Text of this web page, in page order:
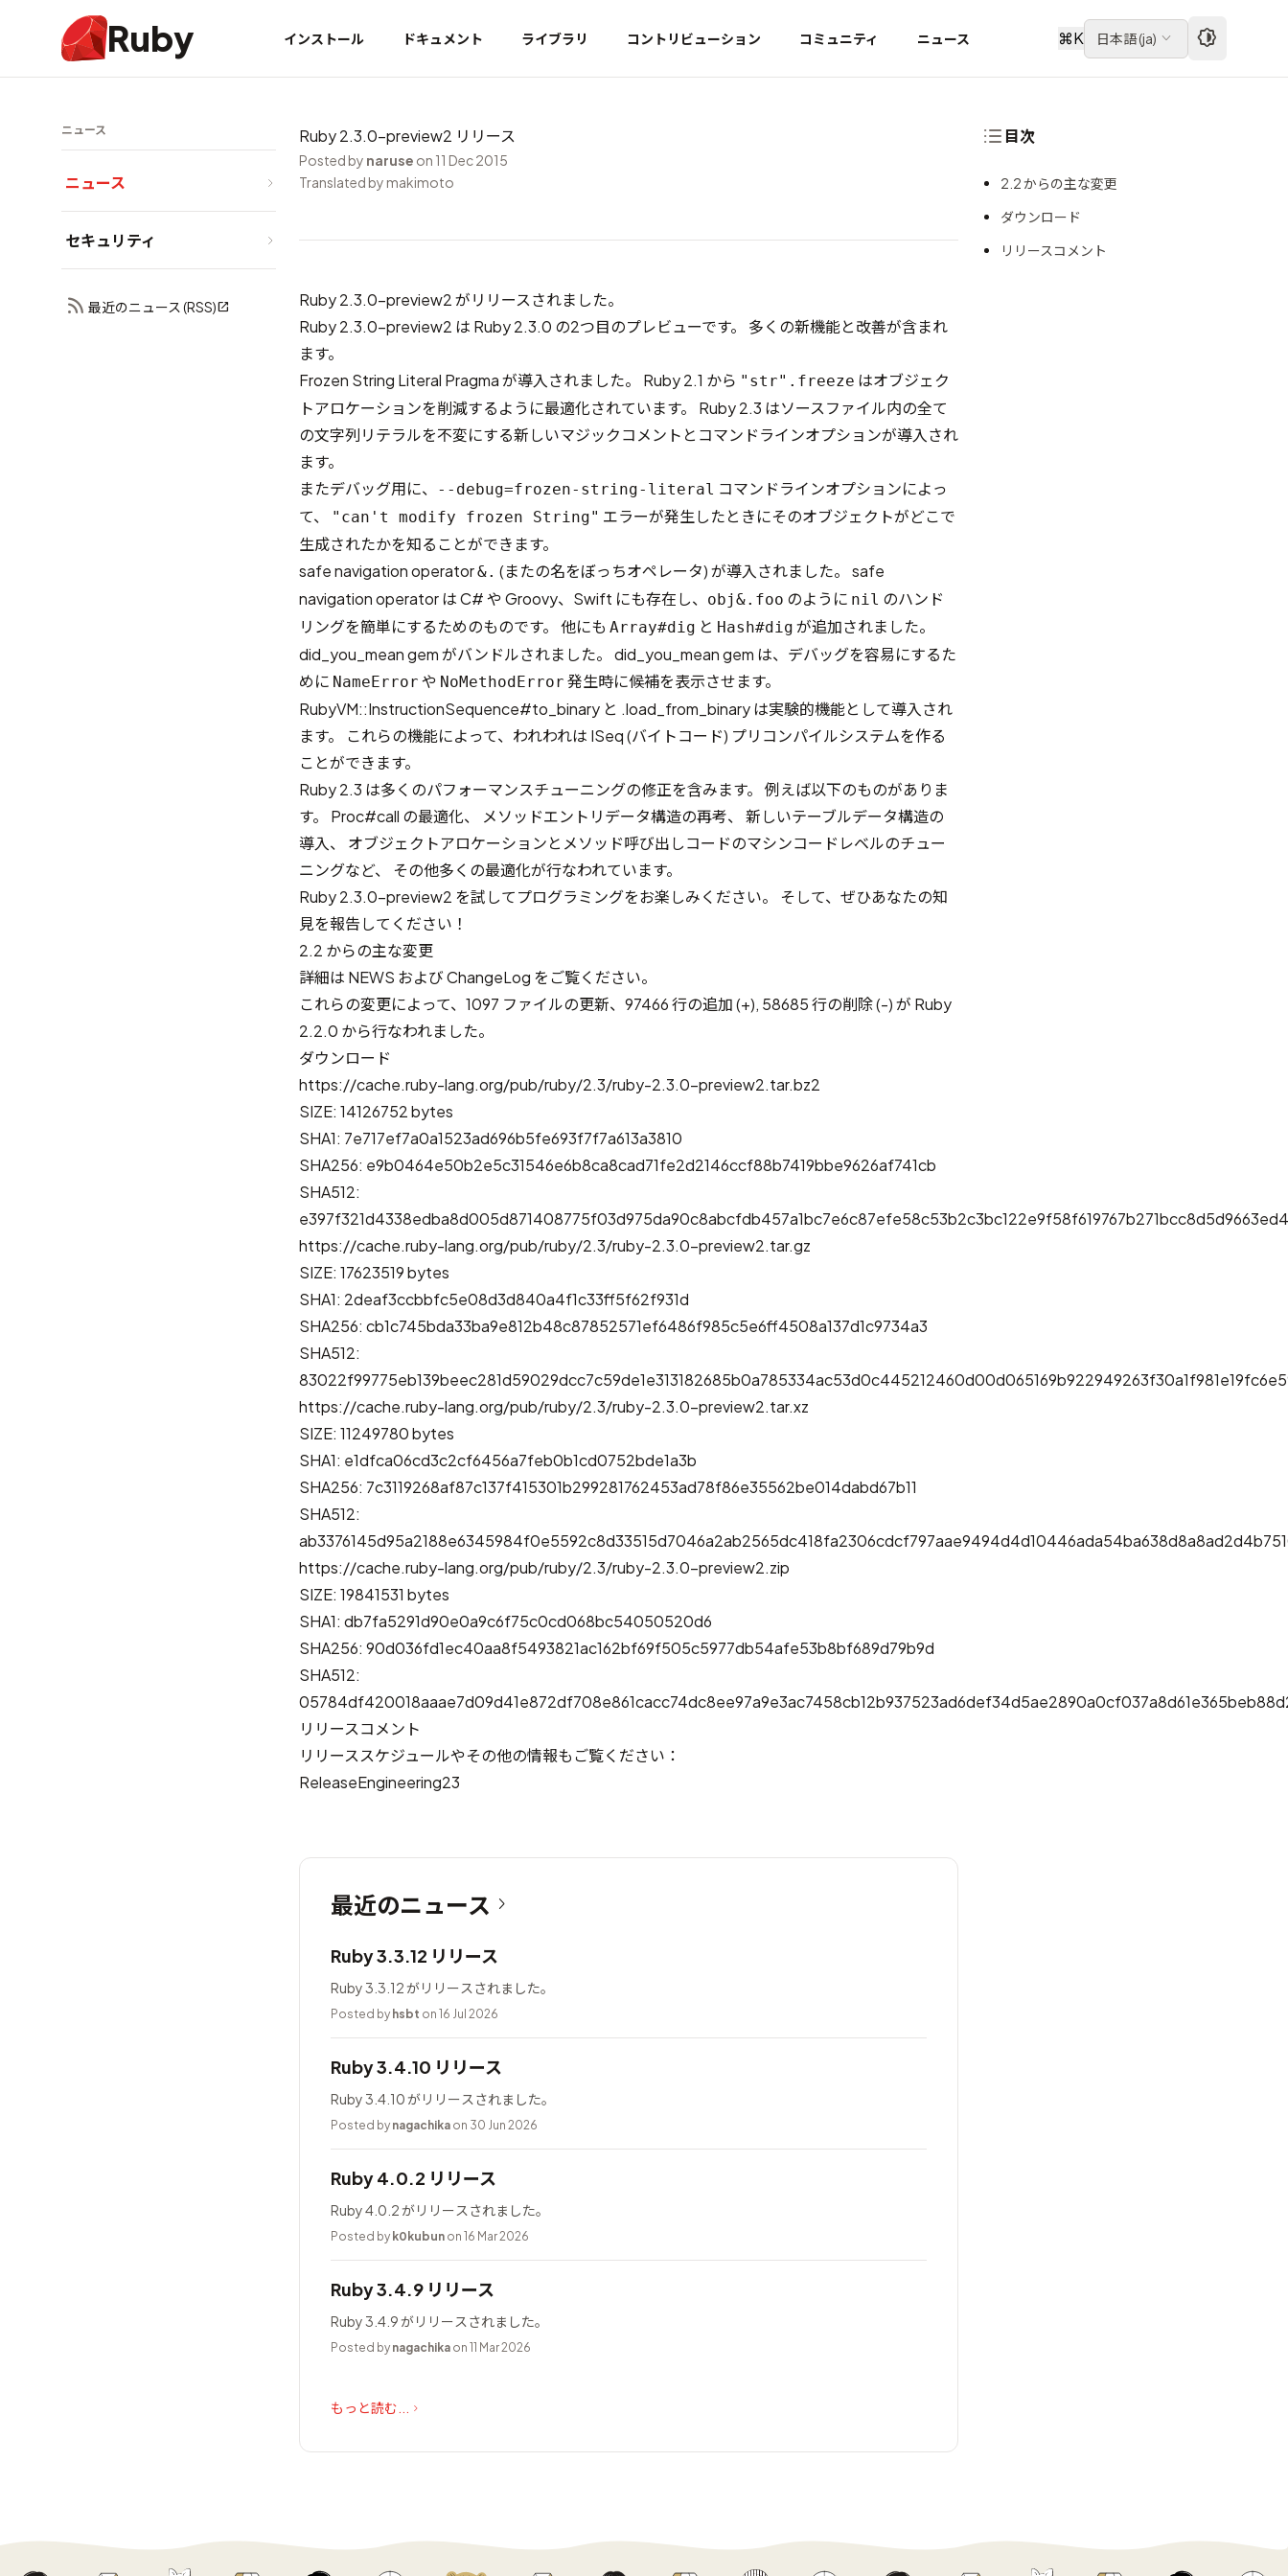
Ruby インストール ドキュメント ライブラリ コントリビューション コミュニティ ニュース ⌘K 日本語(ja)
ニュース
ニュース
セキュリティ
最近のニュース (RSS)
Ruby 2.3.0-preview2 リリース
Posted by naruse on 11 Dec 2015
Translated by makimoto
Ruby 2.3.0-preview2 がリリースされました。
Ruby 2.3.0-preview2 は Ruby 2.3.0 の2つ目のプレビューです。 多くの新機能と改善が含まれ
ます。
Frozen String Literal Pragmaが導入されました。 Ruby 2.1 から "str".freeze はオブジェク
トアロケーションを削減するように最適化されています。 Ruby 2.3 はソースファイル内の全て
の文字列リテラルを不変にする新しいマジックコメントとコマンドラインオプションが導入され
ます。
またデバッグ用に、
--debug=frozen-string-literal コマンドラインオプションによっ
て、
"can't modify frozen String" エラーが発生したときにそのオブジェクトがどこで
生成されたかを知ることができます。
safe navigation operator&. (またの名をぼっちオペレータ) が導入されました。 safe
navigation operator は C# や Groovy、Swift にも存在し、
obj&.foo のように nil のハンド
リングを簡単にするためのものです。 他にも Array#dig と Hash#dig が追加されました。
did_you_mean gem がバンドルされました。 did_you_mean gem は、デバッグを容易にするた
めに NameError や NoMethodError 発生時に候補を表示させます。
RubyVM::InstructionSequence#to_binary と .load_from_binaryは実験的機能として導入され
ます。 これらの機能によって、われわれは ISeq (バイトコード) プリコンパイルシステムを作る
ことができます。
Ruby 2.3 は多くのパフォーマンスチューニングの修正を含みます。 例えば以下のものがありま
す。 Proc#call の最適化、 メソッドエントリデータ構造の再考、 新しいテーブルデータ構造の
導入、 オブジェクトアロケーションとメソッド呼び出しコードのマシンコードレベルのチュー
ニングなど、 その他多くの最適化が行なわれています。
Ruby 2.3.0-preview2 を試してプログラミングをお楽しみください。 そして、ぜひあなたの知
見を報告してください！
2.2 からの主な変更
詳細は NEWS およびChangeLog をご覧ください。
これらの変更によって、 1097 ファイルの更新、97466 行の追加 (+), 58685 行の削除 (-)が Ruby
2.2.0 から行なわれました。
ダウンロード
https://cache.ruby-lang.org/pub/ruby/2.3/ruby-2.3.0-preview2.tar.bz2
SIZE: 14126752 bytes
SHA1: 7e717ef7a0a1523ad696b5fe693f7f7a613a3810
SHA256: e9b0464e50b2e5c31546e6b8ca8cad71fe2d2146ccf88b7419bbe9626af741cb
SHA512:
https://cache.ruby-lang.org/pub/ruby/2.3/ruby-2.3.0-preview2.tar.gz
SIZE: 17623519 bytes
SHA1: 2deaf3ccbbfc5e08d3d840a4f1c33ff5f62f931d
SHA256: cb1c745bda33ba9e812b48c87852571ef6486f985c5e6ff4508a137d1c9734a3
SHA512:
https://cache.ruby-lang.org/pub/ruby/2.3/ruby-2.3.0-preview2.tar.xz
SIZE: 11249780 bytes
SHA1: e1dfca06cd3c2cf6456a7feb0b1cd0752bde1a3b
SHA256: 7c3119268af87c137f415301b299281762453ad78f86e35562be014dabd67b11
SHA512:
https://cache.ruby-lang.org/pub/ruby/2.3/ruby-2.3.0-preview2.zip
SIZE: 19841531 bytes
SHA1: db7fa5291d90e0a9c6f75c0cd068bc54050520d6
SHA256: 90d036fd1ec40aa8f5493821ac162bf69f505c5977db54afe53b8bf689d79b9d
SHA512:
リリースコメント
リリーススケジュールやその他の情報もご覧ください：
ReleaseEngineering23
最近のニュース
Ruby 3.3.12 リリース
Ruby 3.3.12 がリリースされました。
Posted by hsbt on 16 Jul 2026
Ruby 3.4.10 リリース
Ruby 3.4.10 がリリースされました。
Posted by nagachika on 30 Jun 2026
Ruby 4.0.2 リリース
Ruby 4.0.2 がリリースされました。
Posted by k0kubun on 16 Mar 2026
Ruby 3.4.9 リリース
Ruby 3.4.9 がリリースされました。
Posted by nagachika on 11 Mar 2026
もっと読む...
目次
2.2 からの主な変更
ダウンロード
リリースコメント